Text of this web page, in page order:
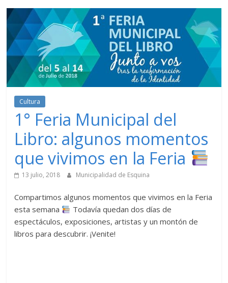
Cultura
1° Feria Municipal del
Libro: algunos momentos
que vivimos en la Feria
13 julio, 2018 Municipalidad de Esquina
Compartimos algunos momentos que vivimos en la Feria
esta semana
Todavía quedan dos días de
espectáculos, exposiciones, artistas y un montón de
libros para descubrir. ¡Venite!